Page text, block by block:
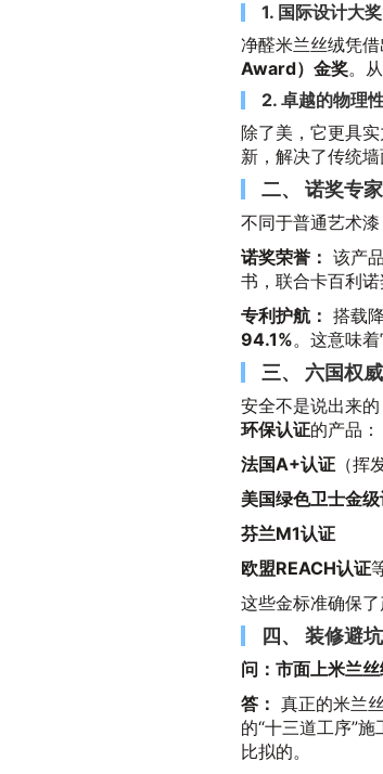
1. 国际设计大
净醛米兰丝绒凭
Award）金奖。
2. 卓越的物理
除了美，它更具
新，解决了传统
二、 诺奖专
不同于普通艺术漆
诺奖荣誉： 该产
书，联合卡百利诺
专利护航： 搭载
94.1%。这意味
三、 六国权
安全不是说出来
环保认证的产品：
法国A+认证 （挥
美国绿色卫士金
芬兰M1认证
欧盟REACH认证
这些金标准确保
四、 装修避
问：市面上米兰
答： 真正的米兰
的“十三道工序”
比拟的。